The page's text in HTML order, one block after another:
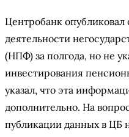
Центробанк опубликовал
деятельности
(НПФ) за полгода, но не
инвестирования
указал, что эта
дополнительно. На
публикации данных в ЦБ